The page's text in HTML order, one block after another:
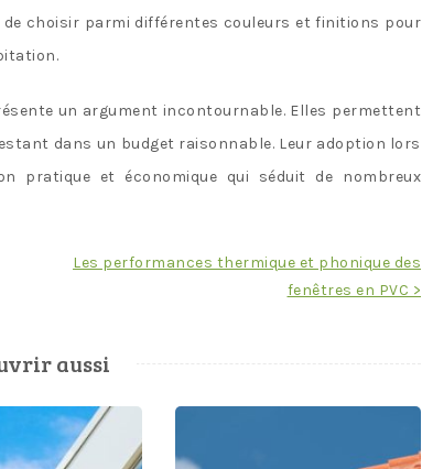
de choisir parmi différentes couleurs et finitions pour
un argument incontournable. Elles permettent
dans un budget raisonnable. Leur adoption lors
pratique et économique qui séduit de nombreux
Les performances thermique et phonique des
fenêtres en PVC >
aussi